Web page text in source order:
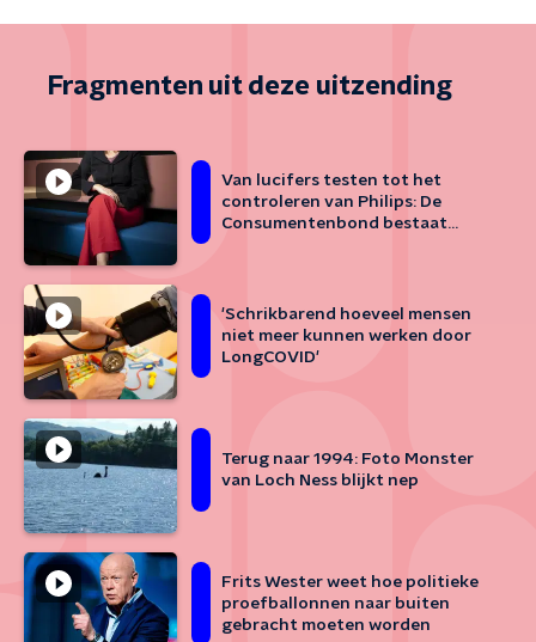
Fragmenten uit deze uitzending
Van lucifers testen tot het
controleren van Philips: De
Consumentenbond bestaat
'Schrikbarend hoeveel mensen
niet meer kunnen werken door
LongCOVID'
Terug naar 1994: Foto Monster
van Loch Ness blijkt nep
Frits Wester weet hoe politieke
proefballonnen naar buiten
gebracht moeten worden